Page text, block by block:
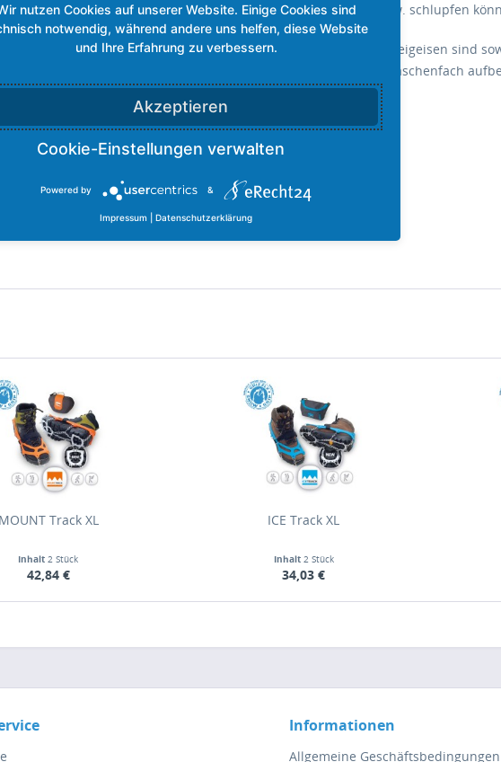
die Steigeisen nicht von der Sohle des Schuhs bewegen bzw. schlupfen
gewährleistet Stabilität beim Abstieg oder Bergablaufen. Die Steigeisen sind
können Sie in einer praktischen Gürteltasche mit Handy- und Flaschenfach
MOUNT Track XL
Inhalt2 Stück
42,84 €
ICE Track XL
Inhalt 2 Stück
34,03 €
Informationen
Allgemeine Geschäftsbedingungen
Akzeptieren
Powered by &
Impressum Datenschutzerklärung